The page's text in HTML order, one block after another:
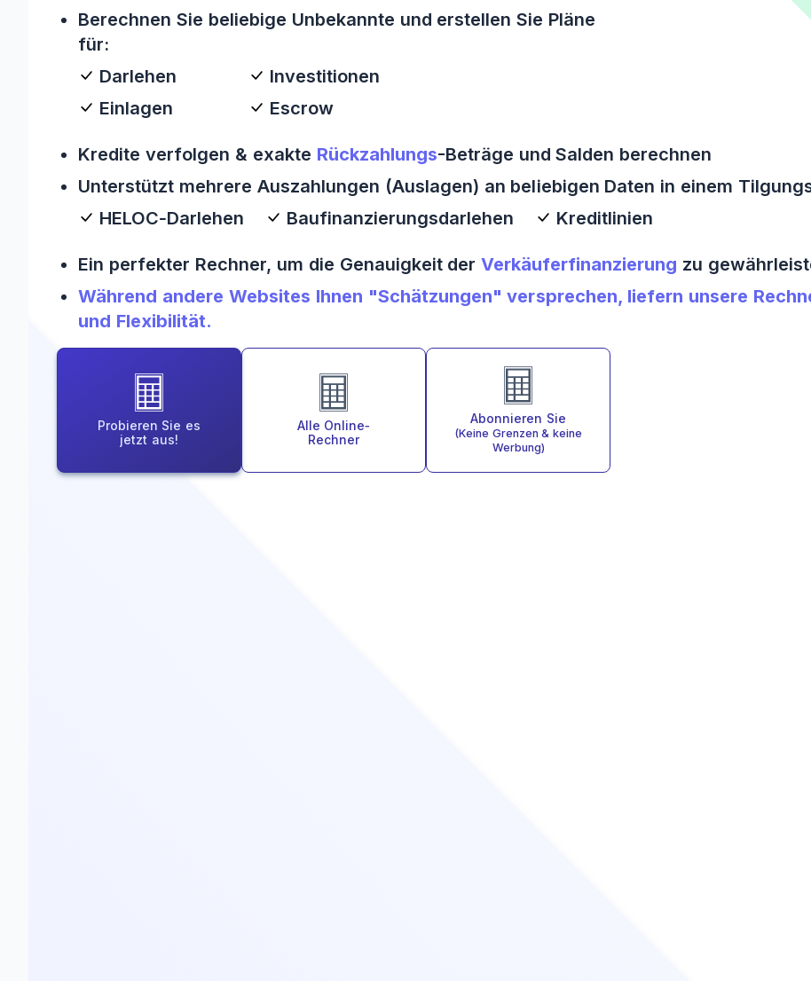
Berechnen Sie beliebige Unbekannte und erstellen Sie Pläne
für:
Darlehen
Investitionen
Einlagen
Escrow
Kredite verfolgen & exakte Rückzahlungs-Beträge und Salden berechnen
Unterstützt mehrere Auszahlungen (Auslagen) an beliebigen Daten in einem
HELOC‑Darlehen
Baufinanzierungsdarlehen Kreditlinien
Ein perfekter Rechner, um die Genauigkeit derVerkäuferfinanzierung zu
Während andere Websites Ihnen "Schätzungen" versprechen, liefern unsere
und Flexibilität.
Probieren Sie es
jetzt aus!
Alle Online‑
Rechner
Abonnieren Sie
(Keine Grenzen & keine
Werbung)